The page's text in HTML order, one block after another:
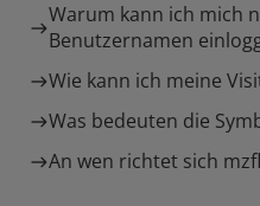
Warum kann ich mich
Benutzernamen
Wie kann ich meine
Was bedeuten die
An wen richtet sich